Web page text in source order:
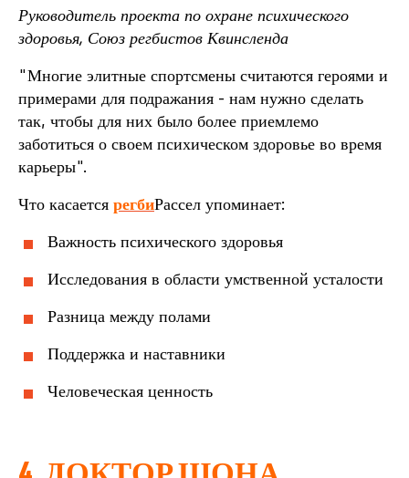
Руководитель проекта по охране психического
здоровья, Союз регбистов Квинсленда
"Многие элитные спортсмены считаются героями и
примерами для подражания - нам нужно сделать
так, чтобы для них было более приемлемо
заботиться о своем психическом здоровье во время
карьеры".
Что касается регбиРассел упоминает:
Важность психического здоровья
Исследования в области умственной усталости
Разница между полами
Поддержка и наставники
Человеческая ценность